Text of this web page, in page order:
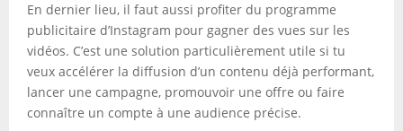
En dernier lieu, il faut aussi profiter du programme
publicitaire d’Instagram pour gagner des vues sur les
vidéos. C’est une solution particulièrement utile si tu
veux accélérer la diffusion d’un contenu déjà performant,
lancer une campagne, promouvoir une offre ou faire
connaître un compte à une audience précise.